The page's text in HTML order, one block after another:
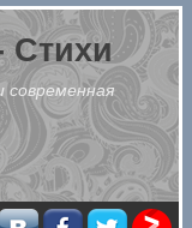
Стихи
современная